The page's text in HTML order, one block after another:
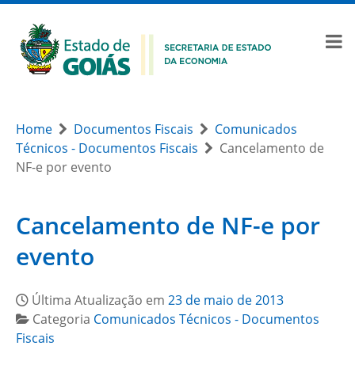
Home Documentos Fiscais
Comunicados
Técnicos - Documentos Fiscais
Cancelamento de
NF-e por evento
Cancelamento de NF-e por
evento
Última Atualização em 23 de maio de 2013
Categoria Comunicados Técnicos - Documentos
Fiscais